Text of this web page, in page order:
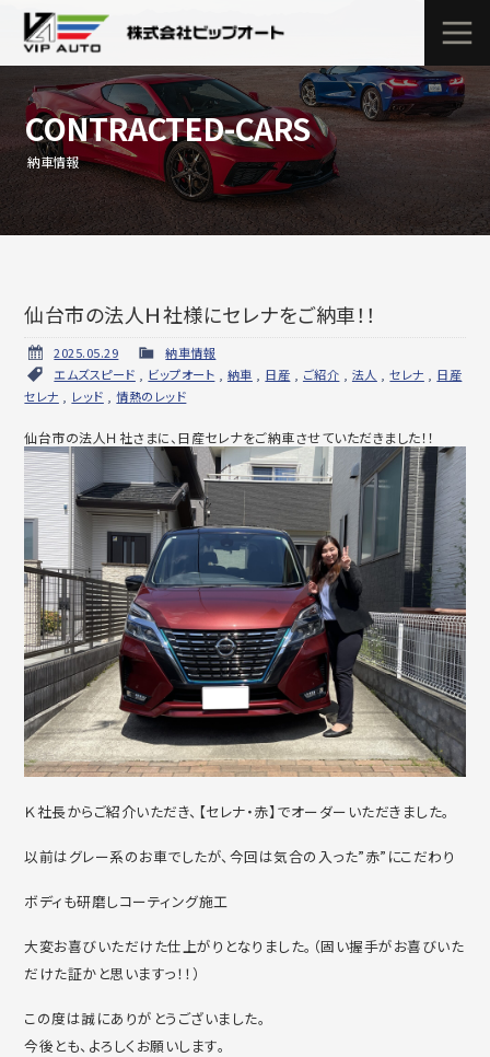
CONTRACTED-CARS
納車情報
仙台市の法人Ｈ社様にセレナをご納車！！
2025.05.29
納車情報
エムズスピード
ビップオート 納車 日産 ご紹介 法人 ,セレナ
日産
セレナ
レッド ,情熱のレッド
仙台市の法人Ｈ社さまに、日産セレナをご納車させていただきました！！
Ｋ社長からご紹介いただき、【セレナ・赤】でオーダーいただきました。
以前はグレー系のお車でしたが、今回は気合の入った”赤”にこだわり
ボディも研磨しコーティング施工
大変お喜びいただけた仕上がりとなりました。（固い握手がお喜びいた
だけた証かと思いますっ！！）
この度は誠にありがとうございました。
今後とも、よろしくお願いします。